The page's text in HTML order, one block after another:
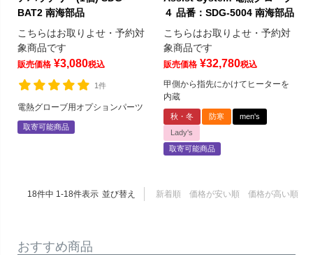
BAT2 南海部品
こちらはお取りよせ・予約対
象商品です
販売価格 ¥3,080税込
1件
電熱グローブ用オプションパーツ
取寄可能商品
４ 品番：SDG-5004 南海部品
こちらはお取りよせ・予約対
象商品です
販売価格 ¥32,780税込
甲側から指先にかけてヒーターを
内蔵
秋・冬 防寒
men's
Lady's
取寄可能商品
並び替え 新着順 価格が安い順 価格が高い順
18件中 1-18件表示
おすすめ商品